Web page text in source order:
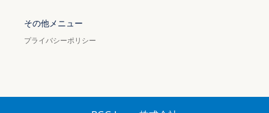
その他メニュー
プライバシーポリシー